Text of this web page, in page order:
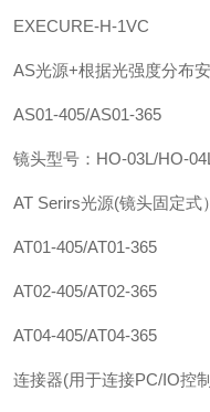
EXECURE-H-1VC
AS光源+根据光强度分布
AS01-405/AS01-365
镜头型号：HO-03L/HO-
AT Serirs光源(镜头固定式）
AT01-405/AT01-365
AT02-405/AT02-365
AT04-405/AT04-365
连接器(用于连接PC/IO控制